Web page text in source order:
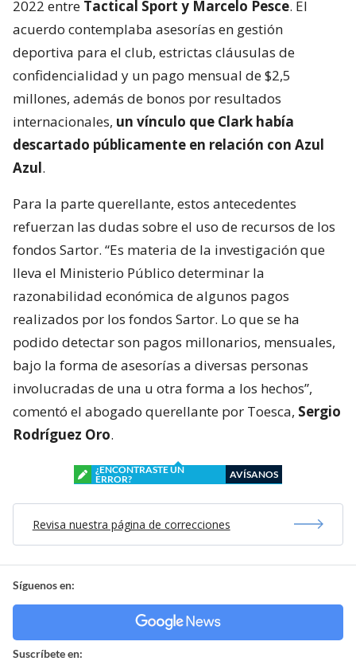
2022 entre Tactical Sport y Marcelo Pesce. El
acuerdo contemplaba asesorías en gestión
deportiva para el club, estrictas cláusulas de
confidencialidad y un pago mensual de $2,5
millones, además de bonos por resultados
internacionales, un vínculo que Clark había
descartado públicamente en relación con Azul
Azul.
Para la parte querellante, estos antecedentes
refuerzan las dudas sobre el uso de recursos de los
fondos Sartor. “Es materia de la investigación que
lleva el Ministerio Público determinar la
razonabilidad económica de algunos pagos
realizados por los fondos Sartor. Lo que se ha
podido detectar son pagos millonarios, mensuales,
bajo la forma de asesorías a diversas personas
involucradas de una u otra forma a los hechos”,
comentó el abogado querellante por Toesca, Sergio
Rodríguez Oro.
¿ENCONTRASTE UN
ERROR?
AVÍSANOS
Revisa nuestra página de correcciones
Síguenos en:
Suscríbete en: